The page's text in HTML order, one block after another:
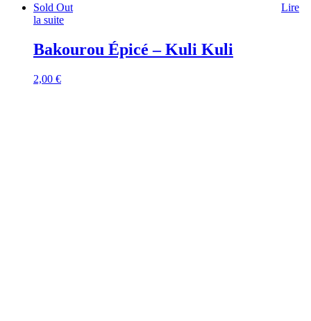
Sold Out
Lire
la suite
Bakourou Épicé – Kuli Kuli
2,00 €